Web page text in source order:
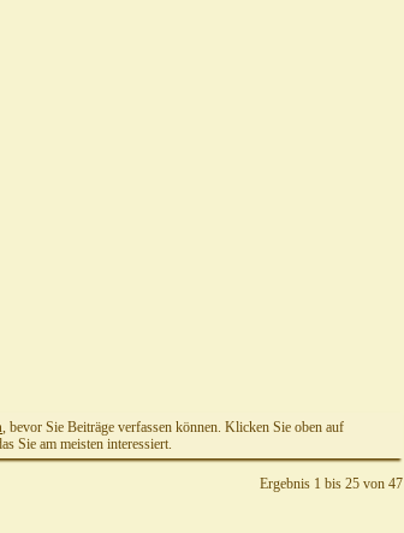
, bevor Sie Beiträge verfassen können. Klicken Sie oben auf
Sie am meisten interessiert.
Ergebnis 1 bis 25 von 47